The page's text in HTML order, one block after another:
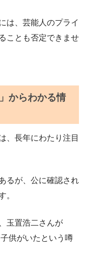
は、芸能人のプライ
ことも否定できませ
からわかる情
、長年にわたり注目
るが、公に確認され
。
玉置浩二さんが
供がいたという噂